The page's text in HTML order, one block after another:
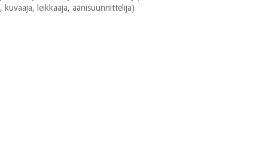
leikkaaja, äänisuunnittelija)